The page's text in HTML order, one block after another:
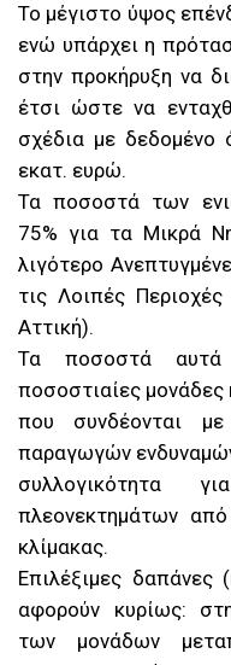
Το μέγιστο ύψος
ενώ υπάρχει η
στην προκήρυξη να
έτσι ώστε να
σχέδια με δεδομένο
εκατ. ευρώ.
Τα ποσοστά των
75% για τα Μικρά
λιγότερο
τις Λοιπές
Αττική).
Τα ποσοστά αυτά
ποσοστιαίες μονάδες
που συνδέονται
παραγωγών
συλλογικότητα
πλεονεκτημάτων
κλίμακας.
Επιλέξιμες δαπάνες
αφορούν κυρίως:
των μονάδων